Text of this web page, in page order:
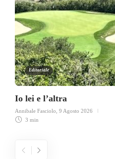
Editoriale
Io lei e l’altra
Annibale Fasciolo 9 Agosto 2026
3 min